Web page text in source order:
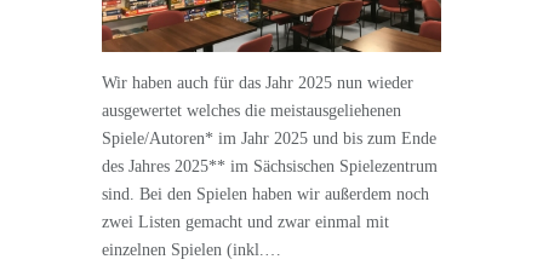
Wir haben auch für das Jahr 2025 nun wieder
ausgewertet welches die meistausgeliehenen
Spiele/Autoren* im Jahr 2025 und bis zum Ende
des Jahres 2025** im Sächsischen Spielezentrum
sind. Bei den Spielen haben wir außerdem noch
zwei Listen gemacht und zwar einmal mit
einzelnen Spielen (inkl.…